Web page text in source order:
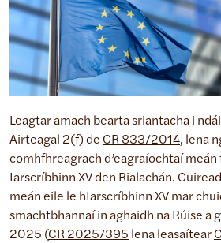
Leagtar amach bearta sriantacha i
Airteagal 2(f) de CR 833/2014, lena
comhfhreagrach d’eagraíochtaí
Iarscríbhinn XV den Rialachán.
meán eile le hIarscríbhinn XV mar
smachtbhannaí in aghaidh na Rúise a
2025 (CR 2025/395 lena leasaítear